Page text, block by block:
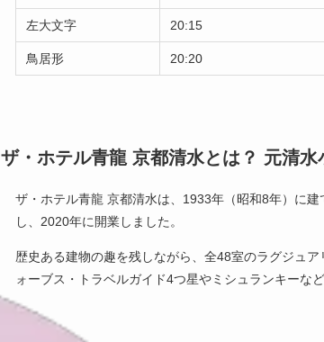
左大文字 20:15
鳥居形 20:20
ザ・ホテル青龍 京都清水とは？ 元清
ザ・ホテル青龍 京都清水は、1933年（昭和8年）に
し、2020年に開業しました。
歴史ある建物の趣を残しながら、全48室のラグジュ
ォーブス・トラベルガイド4つ星やミシュランキーな